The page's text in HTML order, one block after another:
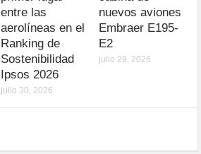
entre las
aerolíneas en el
Ranking de
Sostenibilidad
Ipsos 2026
julio 30, 2026
nuevos aviones
Embraer E195-
E2
julio 29, 2026